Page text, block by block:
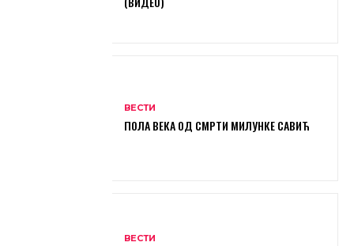
ВЕСТИ
ПОЛА ВЕКА ОД СМРТИ МИЛУНКЕ САВИЋ
ВЕСТИ